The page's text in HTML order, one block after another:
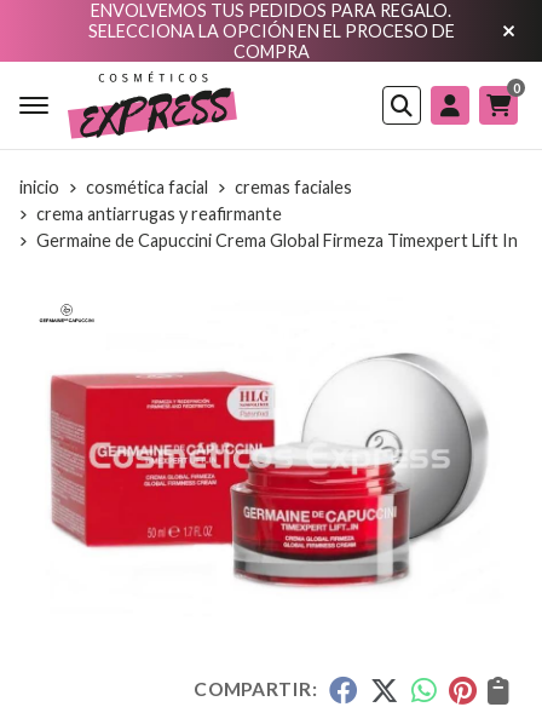
ENVOLVEMOS TUS PEDIDOS PARA REGALO.
SELECCIONA LA OPCIÓN EN EL PROCESO DE
COMPRA
Buscar
0
inicio cosmética facial
cremas faciales
crema antiarrugas y reafirmante
Germaine de Capuccini Crema Global Firmeza Timexpert Lift In
COMPARTIR: